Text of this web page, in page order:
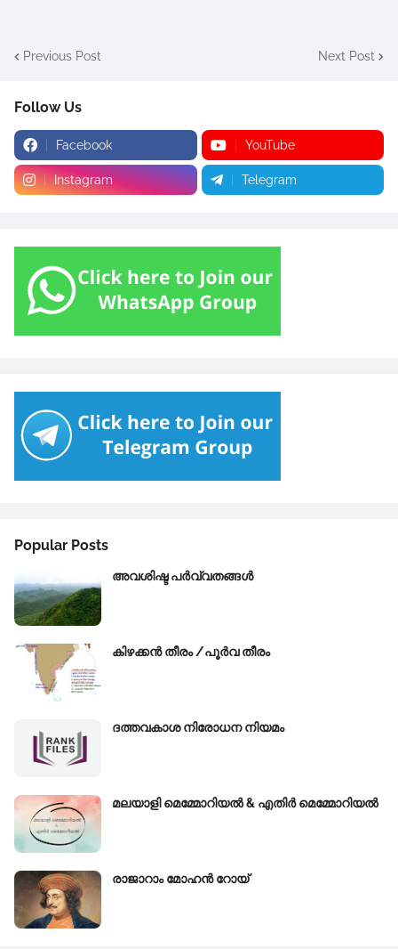
Previous Post Next Post
Follow Us
Facebook YouTube
Instagram Telegram
Popular Posts
അവശിഷ്ട പർവ്വതങ്ങൾ
കിഴക്കന്‍ തീരം /പൂർവ തീരം
ദത്തവകാശ നിരോധന നിയമം
മലയാളി മെമ്മോറിയൽ & എതിർ മെമ്മോറിയൽ
രാജാറാം മോഹൻ റോയ്‌